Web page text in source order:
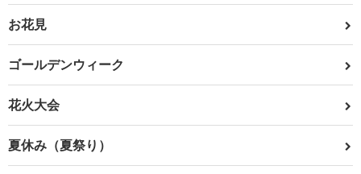
お花見
ゴールデンウィーク
花火大会
夏休み（夏祭り）